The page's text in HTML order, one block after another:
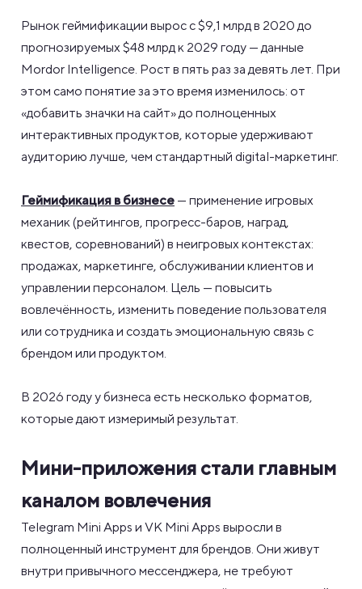
Рынок геймификации вырос с $9,1 млрд в 2020 до
прогнозируемых $48 млрд к 2029 году — данные
Mordor Intelligence. Рост в пять раз за девять лет. При
этом само понятие за это время изменилось: от
«добавить значки на сайт» до полноценных
интерактивных продуктов, которые удерживают
аудиторию лучше, чем стандартный digital-маркетинг.
Геймификация в бизнесе — применение игровых
механик (рейтингов, прогресс-баров, наград,
квестов, соревнований) в нeигровых контекстах:
продажах, маркетинге, обслуживании клиентов и
управлении персоналом. Цель — повысить
вовлечённость, изменить поведение пользователя
или сотрудника и создать эмоциональную связь с
брендом или продуктом.
В 2026 году у бизнеса есть несколько форматов,
которые дают измеримый результат.
Мини-приложения стали главным
каналом вовлечения
Telegram Mini Apps и VK Mini Apps выросли в
полноценный инструмент для брендов. Они живут
внутри привычного мессенджера, не требуют